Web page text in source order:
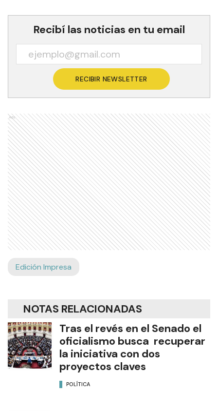
Recibí las noticias en tu email
RECIBIR NEWSLETTER
Ads
Edición Impresa
NOTAS RELACIONADAS
Tras el revés en el Senado el
oficialismo busca recuperar
la iniciativa con dos
proyectos claves
POLÍTICA